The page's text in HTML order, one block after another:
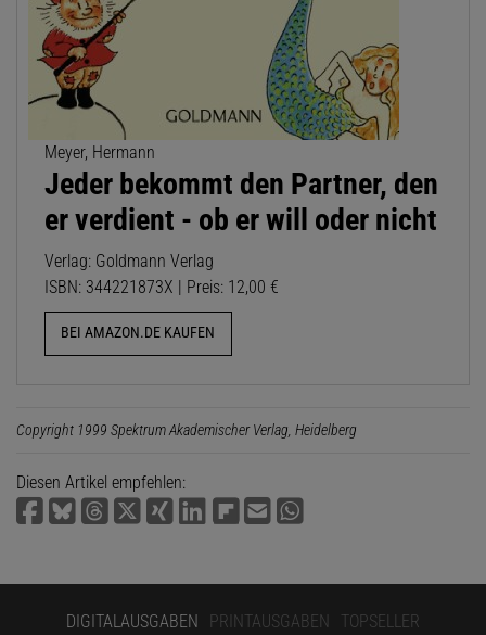
Meyer, Hermann
Jeder bekommt den Partner, den
er verdient - ob er will oder nicht
Verlag: Goldmann Verlag
ISBN: 344221873X | Preis: 12,00 €
BEI AMAZON.DE KAUFEN
Copyright 1999 Spektrum Akademischer Verlag, Heidelberg
Diesen Artikel empfehlen:
DIGITALAUSGABEN PRINTAUSGABEN TOPSELLER